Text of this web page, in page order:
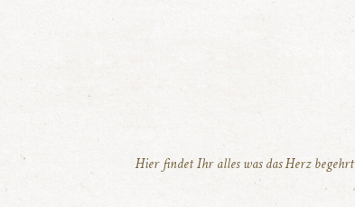
Hier findet Ihr alles was das Herz begehrt